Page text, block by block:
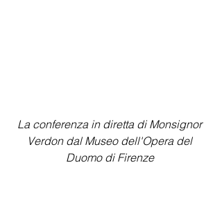
La conferenza in diretta di Monsignor
Verdon dal Museo dell'Opera del
Duomo di Firenze